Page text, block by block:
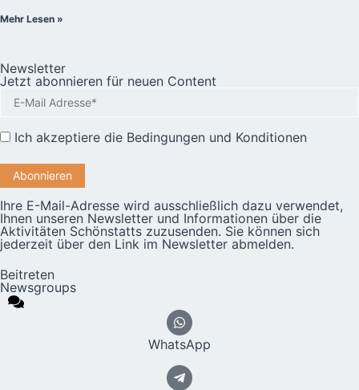
Mehr Lesen »
Newsletter
Jetzt abonnieren für neuen Content
Ich akzeptiere die Bedingungen und Konditionen
Ihre E-Mail-Adresse wird ausschließlich dazu verwendet,
Ihnen unseren Newsletter und Informationen über die
Aktivitäten Schönstatts zuzusenden. Sie können sich
jederzeit über den Link im Newsletter abmelden.
Beitreten
Newsgroups
WhatsApp